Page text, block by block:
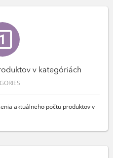
v kategóriách
aktuálneho počtu produktov v